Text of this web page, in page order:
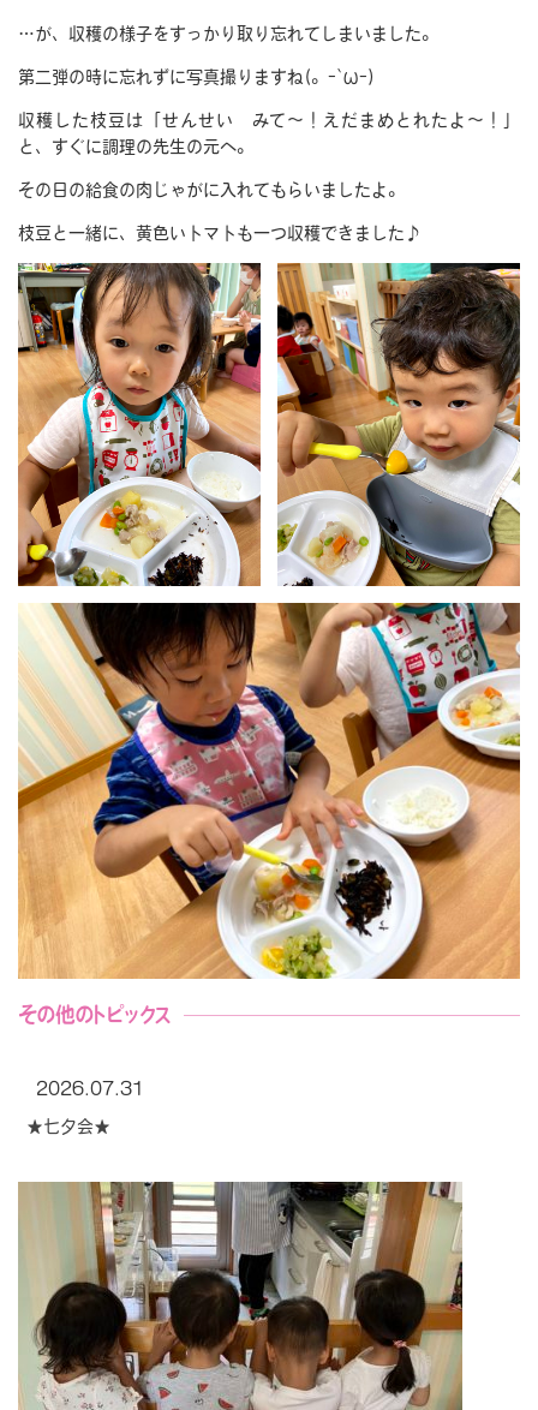
…が、収穫の様子をすっかり取り忘れてしまいました。
第二弾の時に忘れずに写真撮りますね(。-`ω-)
収穫した枝豆は「せんせい みて～！えだまめとれたよ～！」
と、すぐに調理の先生の元へ。
その日の給食の肉じゃがに入れてもらいましたよ。
枝豆と一緒に、黄色いトマトも一つ収穫できました♪
その他のトピックス
2026.07.31
★七夕会★